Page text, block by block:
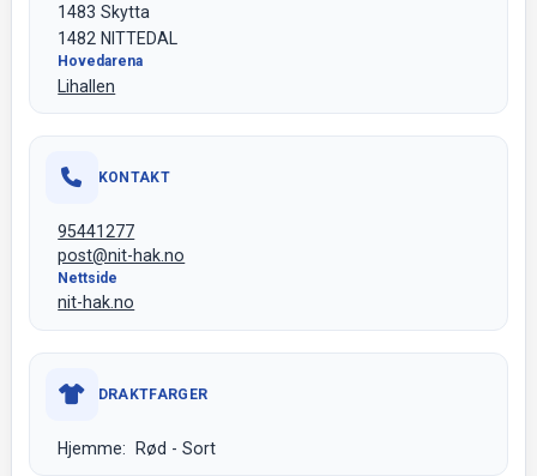
1483 Skytta
1482 NITTEDAL
Hovedarena
Lihallen
KONTAKT
95441277
post@nit-hak.no
Nettside
nit-hak.no
DRAKTFARGER
Hjemme: Rød - Sort